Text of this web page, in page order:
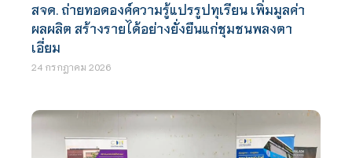
สจด. ถ่ายทอดองค์ความรู้แปรรูปทุเรียน เพิ่มมูลค่า
ผลผลิต สร้างรายได้อย่างยั่งยืนแก่ชุมชนพลงตา
เอี่ยม
24 กรกฎาคม 2026